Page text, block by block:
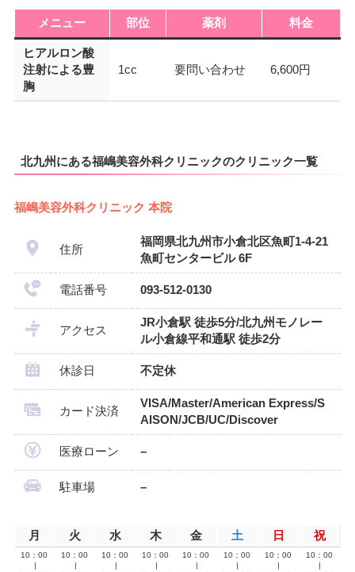
メニュー 部位 薬剤 料金
ヒアルロン酸
注射による豊
胸
1cc 要問い合わせ 6,600円
北九州にある福嶋美容外科クリニックのクリニック一覧
福嶋美容外科クリニック 本院
住所
福岡県北九州市小倉北区魚町1-4-21
魚町センタービル 6F
電話番号 093-512-0130
アクセス
JR小倉駅 徒歩5分/北九州モノレー
ル小倉線平和通駅 徒歩2分
休診日 不定休
カード決済
VISA/Master/American Express/S
AISON/JCB/UC/Discover
医療ローン –
駐車場 –
月 火 水 木 金 土 日 祝
10：00
10：00
10：00
10：00
10：00
10：00
10：00
10：00